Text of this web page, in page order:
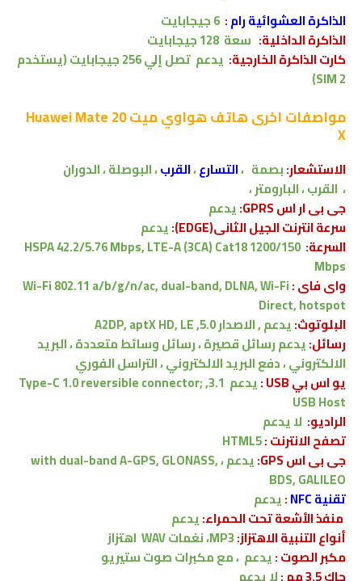
الذاكرة العشوائية رام:
الذاكرة الداخلية: سعة 128جيجابايت
كارت الذاكرة الخارجية: يدعم تصل إلي
(يستخدم
SIM 2)
مواصفات اخرى هاتف هواوي ميت Huawei Mate 20
X
الاستشعار:بصمة ،التسارع،القرب، البوصلة ، الدوران
، القرب، البارومتر ،
جى بى ار اس GPRS:
يدعم
سرعة انترنت الجيل الثانى(EDGE):
يدعم
السرعة: HSPA 42.2/5.76 Mbps, LTE-A (3CA) Cat18 1200/150
Mbps
واى فاى :Wi-Fi 802.11 a/b/g/n/ac, dual-band, DLNA, Wi-Fi
Direct, hotspot
البلوتوث:يدعم , الاصدار5.0, A2DP, aptX HD, LE
رسائل:يدعمرسائل قصيرة ، رسائل وسائط متعددة ، البريد
الالكتروني ، دفع البريد الالكتروني ، التراسل الفوري
يو اس بي USB :
يدعم
3.1, Type-C 1.0 reversible connector;
USB Host
الراديو: لا يدعم
تصفح الانترنت :HTML5
جى بى اس GPS:
يدعم ،with dual-band A-GPS, GLONASS,
BDS, GALILEO
تقنية NFC
:يدعم
منفذ الأشعة تحت الحمراء:يدعم
أنواع التنبية الاهتزاز:
اهتزاز
مكبر الصوت :يدعم ، مع مكبرات صوت ستيريو
جاك 3.5 مم :
لا يدعم